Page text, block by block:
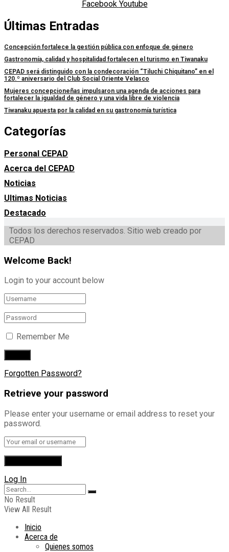
Facebook Youtube
Últimas Entradas
Concepción fortalece la gestión pública con enfoque de género
Gastronomía, calidad y hospitalidad fortalecen el turismo en Tiwanaku
CEPAD será distinguido con la condecoración “Tiluchi Chiquitano” en el
120.º aniversario del Club Social Oriente Velasco
Mujeres concepcioneñas impulsaron una agenda de acciones para
fortalecer la igualdad de género y una vida libre de violencia
Tiwanaku apuesta por la calidad en su gastronomía turística
Categorías
Personal CEPAD
Acerca del CEPAD
Noticias
Ultimas Noticias
Destacado
Todos los derechos reservados. Sitio web creado por
CEPAD
Welcome Back!
Login to your account below
Remember Me
Forgotten Password?
Retrieve your password
Please enter your username or email address to reset your
password.
Log In
No Result
View All Result
Inicio
Acerca de
Quienes somos